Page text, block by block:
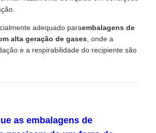
adequado paraembalagens de
alta geração de gases, onde a
e a respirabilidade do recipiente são
as embalagens de